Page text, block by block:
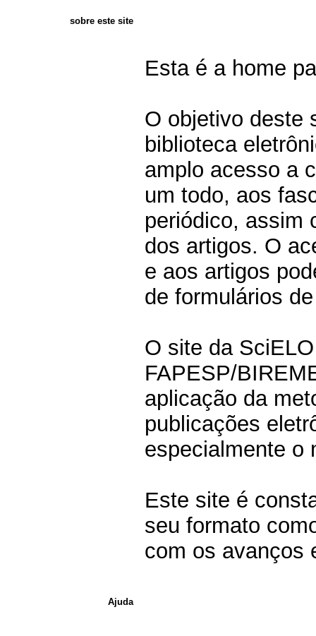
sobre este site
Esta é a home
O objetivo deste
biblioteca
amplo acesso a
um todo, aos
periódico, assim
dos artigos. O
e aos artigos
de formulários
O site da
FAPESP/
aplicação da
publicações
especialmente o
Este site é
seu formato
com os avanços
Ajuda